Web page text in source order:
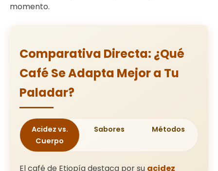
momento.
Comparativa Directa: ¿Qué
Café Se Adapta Mejor a Tu
Paladar?
Acidez vs.
Cuerpo
Sabores Métodos
El café de Etiopía destaca por su acidez